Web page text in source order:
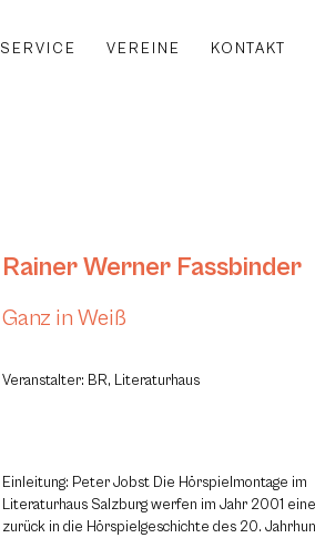
SERVICE VEREINE KONTAKT
Rainer Werner Fassbinder
Ganz in Weiß
Veranstalter: BR, Literaturhaus
Einleitung: Peter Jobst Die Hörspielmontage im
Literaturhaus Salzburg werfen im Jahr 2001
zurück in die Hörspielgeschichte des 20.